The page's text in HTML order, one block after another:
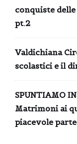
conquiste
pt.2
Valdichiana
scolastici e il
SPUNTIAMO
Matrimoni ai
piacevole